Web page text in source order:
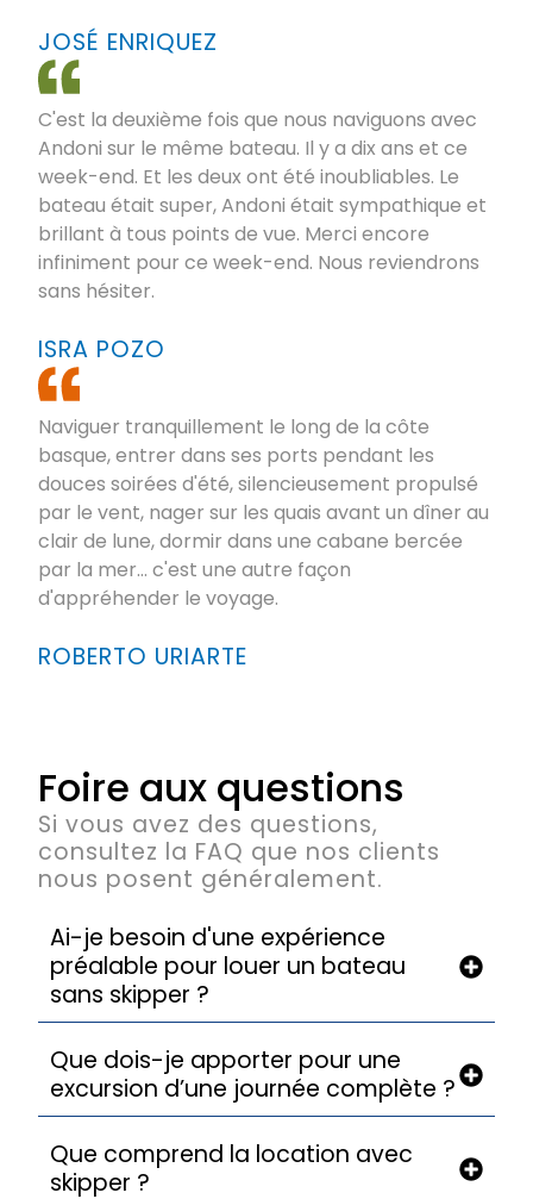
JOSÉ ENRIQUEZ
C'est la deuxième fois que nous naviguons avec
Andoni sur le même bateau. Il y a dix ans et ce
week-end. Et les deux ont été inoubliables. Le
bateau était super, Andoni était sympathique et
brillant à tous points de vue. Merci encore
infiniment pour ce week-end. Nous reviendrons
sans hésiter.
ISRA POZO
Naviguer tranquillement le long de la côte
basque, entrer dans ses ports pendant les
douces soirées d'été, silencieusement propulsé
par le vent, nager sur les quais avant un dîner au
clair de lune, dormir dans une cabane bercée
par la mer... c'est une autre façon
d'appréhender le voyage.
ROBERTO URIARTE
Foire aux questions
Si vous avez des questions,
consultez la FAQ que nos clients
nous posent généralement.
Ai-je besoin d'une expérience
préalable pour louer un bateau
sans skipper ?
Que dois-je apporter pour une
excursion d’une journée complète ?
Que comprend la location avec
skipper ?